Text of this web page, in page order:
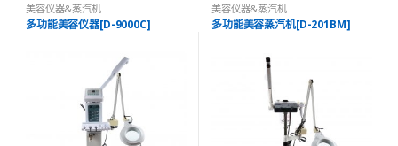
美容仪器&蒸汽机
多功能美容仪器[D-9000C]
美容仪器&蒸汽机
多功能美容蒸汽机[D-201BM]